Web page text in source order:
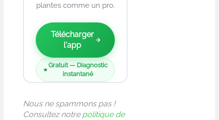
plantes comme un pro.
Télécharger
l'app
Gratuit — Diagnostic
instantané
Nous ne spammons pas !
Consultez notre politique de